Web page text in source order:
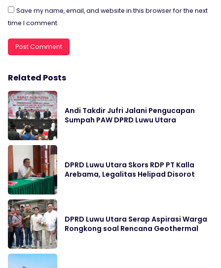
Save my name, email, and website in this browser for the next
time I comment.
Related Posts
Andi Takdir Jufri Jalani Pengucapan
Sumpah PAW DPRD Luwu Utara
DPRD Luwu Utara Skors RDP PT Kalla
Arebama, Legalitas Helipad Disorot
DPRD Luwu Utara Serap Aspirasi Warga
Rongkong soal Rencana Geothermal